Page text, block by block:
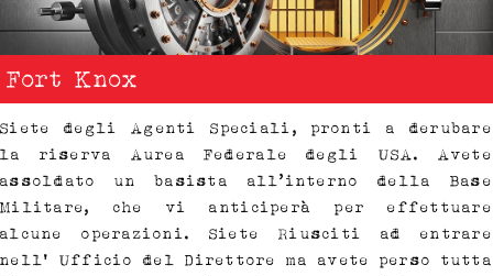
Fort Knox
Siete degli Agenti Speciali, pronti a derubare
la riserva Aurea Federale degli USA. Avete
assoldato un basista all’interno della Base
Militare, che vi anticiperà per effettuare
alcune operazioni. Siete Riusciti ad entrare
nell' Ufficio del Direttore ma avete perso tutta